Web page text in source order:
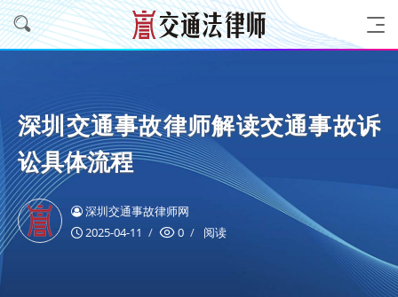
深圳交通事故律师解读交通事故诉
讼具体流程
深圳交通事故律师网
2025-04-11
0 阅读